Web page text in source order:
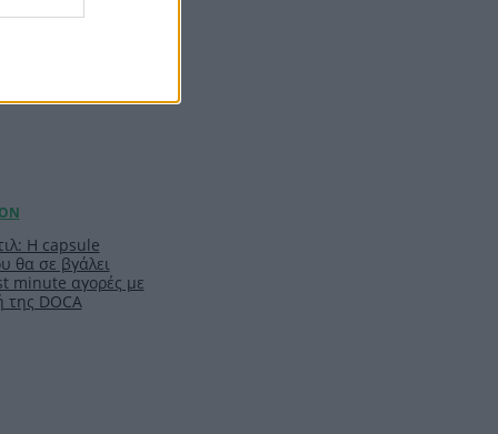
Η capsule
θα σε βγάλει
minute αγορές με
DOCA